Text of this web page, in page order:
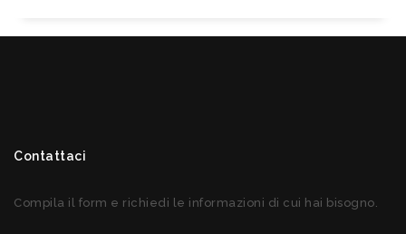
Contattaci
Compila il form e richiedi le informazioni di cui hai bisogno.